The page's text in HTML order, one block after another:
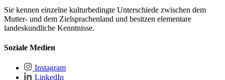
Sie kennen einzelne kulturbedingte Unterschiede zwischen dem
Mutter- und dem Zielsprachenland und besitzen elementare
landeskundliche Kenntnisse.
Soziale Medien
Instagram
LinkedIn